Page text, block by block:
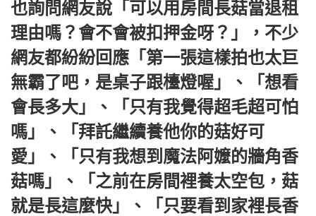
也詢問網友說「可以用房間長菇當退租
理由嗎？會不會被扣押金呀？」，不少
網友都紛紛回應「第一張這樣拍也太巨
無霸了吧，是桌子跟檯燈喔」、「想看
會長多大」、「只有我覺得超毛超可怕
嗎」、「拜託繼續養他你的菇好可
愛」、「只有我想到魔法阿嬤的牆角香
菇嗎」、「之前在房間裡養太空包，菇
就是長這麼快」、「只要看到家裡長香